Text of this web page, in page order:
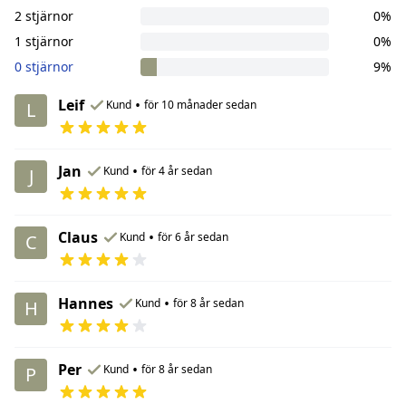
2 stjärnor
0%
1 stjärnor
0%
0 stjärnor
9%
L Leif Kund • för 10 månader sedan
J Jan Kund • för 4 år sedan
C Claus Kund • för 6 år sedan
H Hannes Kund • för 8 år sedan
P Per Kund • för 8 år sedan